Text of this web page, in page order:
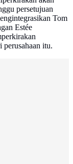
persetujuan
Tom
Estée
perusahaan itu.